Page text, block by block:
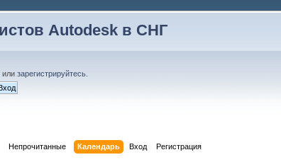
Autodesk в СНГ
илизарегистрируйтесь
Непрочитанные Календарь Вход Регистрация